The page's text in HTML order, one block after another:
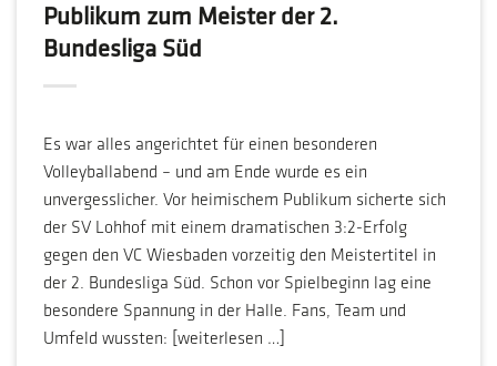
Publikum zum Meister der 2.
Bundesliga Süd
Es war alles angerichtet für einen besonderen
Volleyballabend – und am Ende wurde es ein
unvergesslicher. Vor heimischem Publikum sicherte sich
der SV Lohhof mit einem dramatischen 3:2-Erfolg
gegen den VC Wiesbaden vorzeitig den Meistertitel in
der 2. Bundesliga Süd. Schon vor Spielbeginn lag eine
besondere Spannung in der Halle. Fans, Team und
Umfeld wussten: [weiterlesen …]